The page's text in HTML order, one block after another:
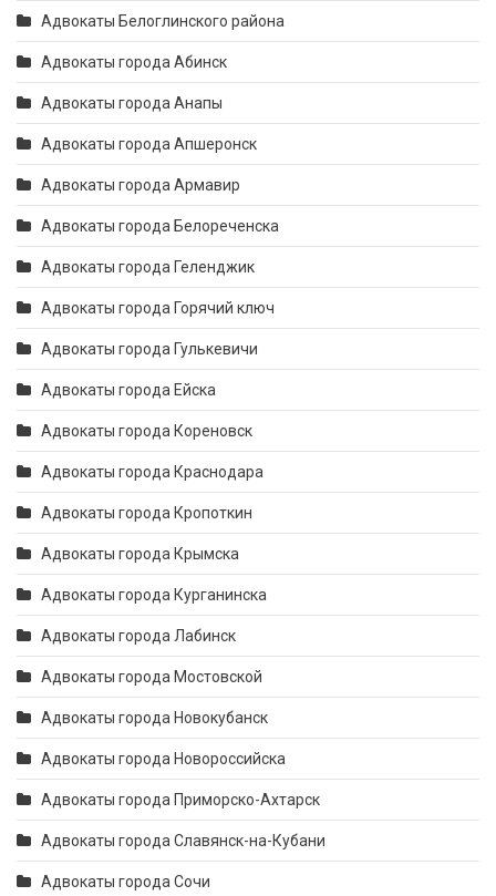
Адвокаты Белоглинского района
Адвокаты города Абинск
Адвокаты города Анапы
Адвокаты города Апшеронск
Адвокаты города Армавир
Адвокаты города Белореченска
Адвокаты города Геленджик
Адвокаты города Горячий ключ
Адвокаты города Гулькевичи
Адвокаты города Ейска
Адвокаты города Кореновск
Адвокаты города Краснодара
Адвокаты города Кропоткин
Адвокаты города Крымска
Адвокаты города Курганинска
Адвокаты города Лабинск
Адвокаты города Мостовской
Адвокаты города Новокубанск
Адвокаты города Новороссийска
Адвокаты города Приморско-Ахтарск
Адвокаты города Славянск-на-Кубани
Адвокаты города Сочи